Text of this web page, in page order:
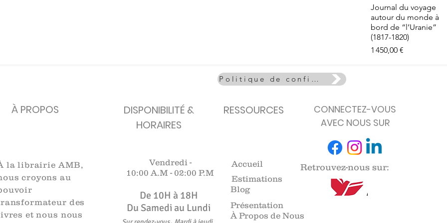
Aperçu rapide
Journal du voyage
autour du monde à
bord de “l’Uranie”
(1817-1820)
Prix
1 450,00 €
Politique de confidentialité
À PROPOS
DISPONIBILITÉ &
HORAIRES
RESSOURCES
CONNECTEZ-VOUS
AVEC NOUS SUR
la librairie AMB,
croyons au
des
et nous nous
Vendredi -
10:00 A.M - 02:00 P.M
De 10H à 18H​​​
Du Samedi au Lundi
,
Accueil
Estimations
Blog
Retrouvez-nous sur:
Présentation
À Propos de Nous